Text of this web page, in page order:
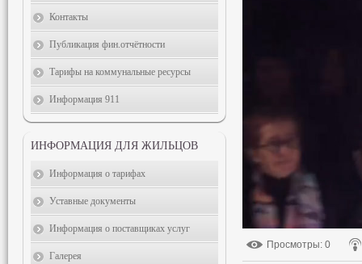
Просмотры: 0
Контакты
Публикация фин.отчётности
Тарифы на коммунальные ресурсы
Информация 911
ИНФОРМАЦИЯ ДЛЯ ЖИЛЬЦОВ
Информация о тарифах
Уставные документы
Информация о поставщиках услуг
Галерея